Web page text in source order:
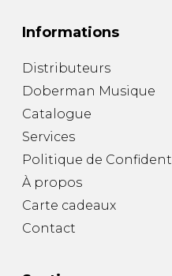
Informations
Distributeurs
Doberman Musique
Catalogue
Services
Politique de
À propos
Carte cadeaux
Contact